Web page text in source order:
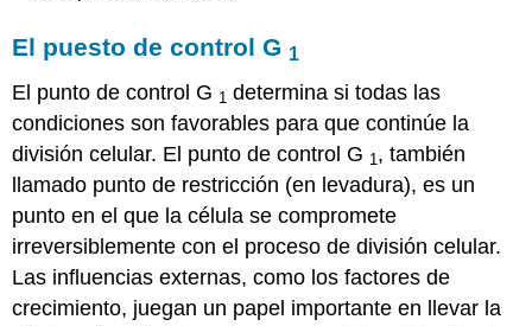
El puesto de control G 1
El punto de control G 1 determina si todas las
condiciones son favorables para que continúe la
división celular. El punto de control G 1, también
llamado punto de restricción (en levadura), es un
punto en el que la célula se compromete
irreversiblemente con el proceso de división celular.
Las influencias externas, como los factores de
crecimiento, juegan un papel importante en llevar la